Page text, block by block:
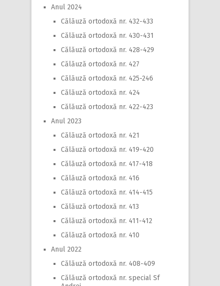
Anul 2024
Călăuză ortodoxă nr. 432-433
Călăuză ortodoxă nr. 430-431
Călăuză ortodoxă nr. 428-429
Călăuză ortodoxă nr. 427
Călăuză ortodoxă nr. 425-246
Călăuză ortodoxă nr. 424
Călăuză ortodoxă nr. 422-423
Anul 2023
Călăuză ortodoxă nr. 421
Călăuză ortodoxă nr. 419-420
Călăuză ortodoxă nr. 417-418
Călăuză ortodoxă nr. 416
Călăuză ortodoxă nr. 414-415
Călăuză ortodoxă nr. 413
Călăuză ortodoxă nr. 411-412
Călăuză ortodoxă nr. 410
Anul 2022
Călăuză ortodoxă nr. 408-409
Călăuză ortodoxă nr. special Sf